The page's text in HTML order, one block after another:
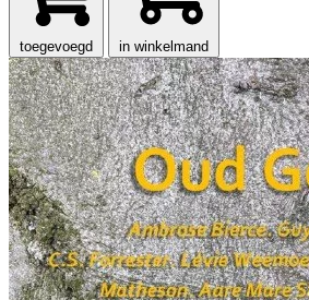
toegevoegd in winkelmand